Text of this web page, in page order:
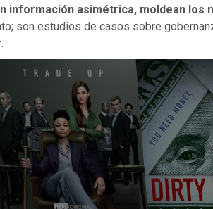
información asimétrica, moldean los
son estudios de casos sobre
.